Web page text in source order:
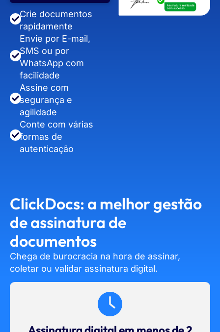
Crie documentos
rapidamente
Envie por E-mail,
SMS ou por
WhatsApp com
facilidade
Assine com
segurança e
agilidade
Conte com várias
formas de
autenticação
ClickDocs: a melhor gestão
de assinatura de
documentos
Chega de burocracia na hora de assinar,
coletar ou validar assinatura digital.